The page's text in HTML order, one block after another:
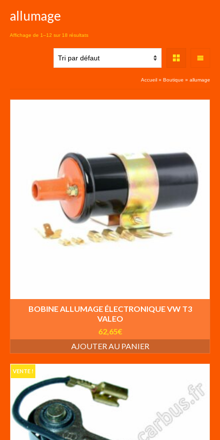
allumage
Affichage de 1–12 sur 18 résultats
Accueil » Boutique » allumage
BOBINE ALLUMAGE ÉLECTRONIQUE VW T3
VALEO
62,65€
AJOUTER AU PANIER
VENTE !